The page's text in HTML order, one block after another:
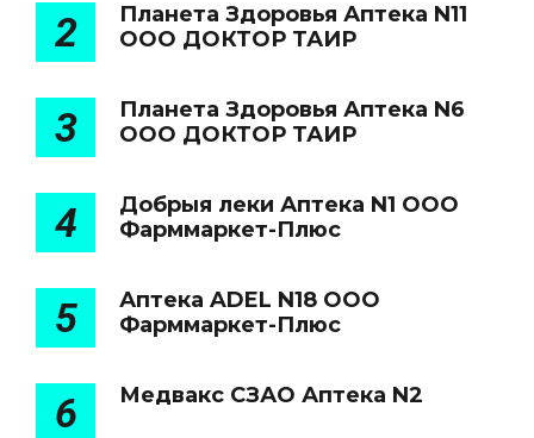
2
Планета Здоровья Аптека N11
ООО ДОКТОР ТАИР
3
Планета Здоровья Аптека N6
ООО ДОКТОР ТАИР
4
Добрыя леки Аптека N1 ООО
Фарммаркет-Плюс
5
Аптека ADEL N18 ООО
Фарммаркет-Плюс
6 Медвакс СЗАО Аптека N2